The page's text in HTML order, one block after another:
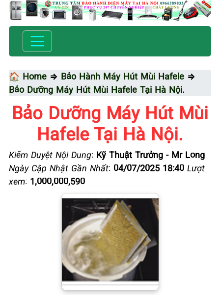
🏠 Home ⇒ Bảo Hành Máy Hút Mùi Hafele ⇒
Bảo Dưỡng Máy Hút Mùi Hafele Tại Hà Nội.
Bảo Dưỡng Máy Hút Mùi
Hafele Tại Hà Nội.
Kiểm Duyệt Nội Dung: Kỹ Thuật Trưởng - Mr Long
Ngày Cập Nhật Gần Nhất: 04/07/2025 18:40 Lượt
xem: 1,000,000,590